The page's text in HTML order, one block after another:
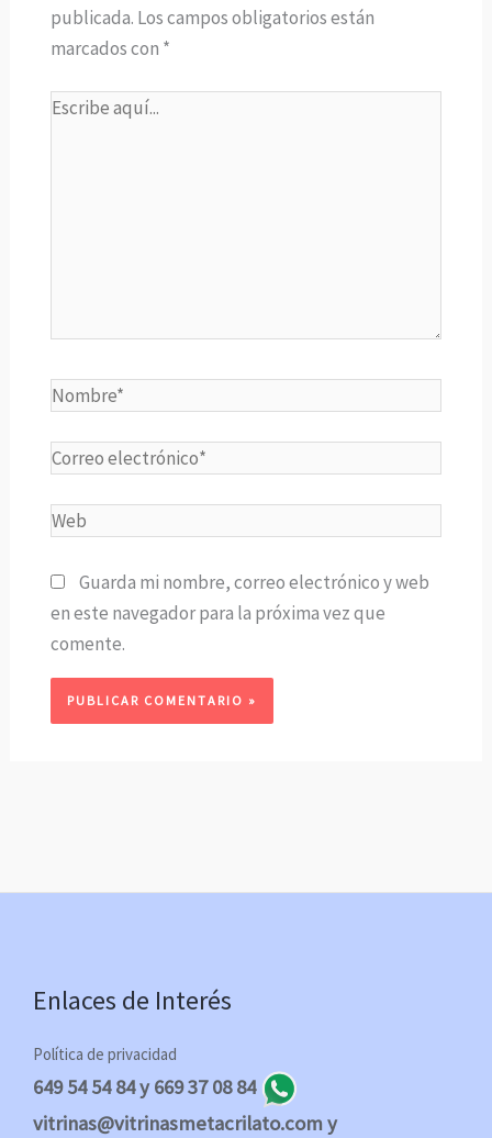
publicada. Los campos obligatorios están
marcados con *
Escribe
Nombre*
Correo
Web
Guarda mi nombre, correo electrónico y web
en este navegador para la próxima vez que
comente.
Enlaces de Interés
Política de privacidad
649 54 54 84 y 669 37 08 84
vitrinas@vitrinasmetacrilato.com y